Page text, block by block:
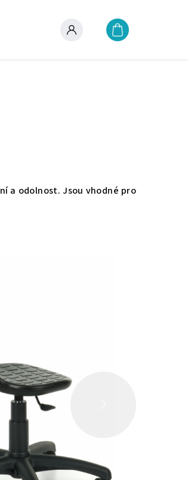
Přihlášení
a odolnost. Jsou vhodné pro